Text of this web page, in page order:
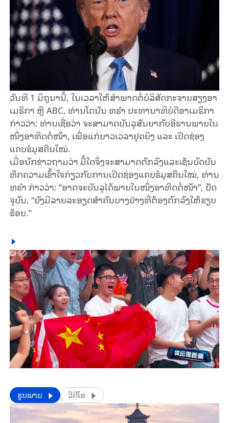
ວັນ​ທີ 1 ມິ​ຖຸ​ນາ​ນີ້, ​ໃນ​ເວ​ລາ​ໃຫ້​ສຳ​ພາດ​ຕໍ່ບໍ​ລິ​ສັດ​ກະ​ຈາຍ​ສຽງ​ອາ​
ເມ​ຣິ​ກາ ຫຼື ABC, ທ່ານ​ໂດ​ນັນ ທ​ຣຳ ປະ​ທາ​ນາ​ທິ​ບໍ​ດີ​ອາ​ເມ​ຣິ​ກາ
ກ່າວ​ວ່າ: ທ່ານ​ເຊື່ອ​ວ່າ ຈະ​ສາ​ມາດ​ບັນ​ລຸ​ສັນ​ຍາ​ກັບ​ອີ​ຣານ​ພາຍ​ໃນ​
ໜຶ່ງ​ອາ​ທິດ​ຕໍ່​ໜ້າ, ເພື່ອ​ແກ່​ຍາວ​ເວລາ​ຢຸດ​ຍິງ ແລະ ເປີດ​ຊ່ອງ​
ແຄບ​ຮໍ​ມຸ​ສ​ຄືນ​ໃໝ່.
​ເມື່ອ​ນັກ​ຂ່າວ​ຖາມ​ວ່າ ມື້​ໃດຈຶ່ງ​​ຈະສາ​ມາດ​ຕົກ​ລົງ​ແລະ​ເຊັນ​ບົດ​ບັນ​
ທຶກ​ຄວາມ​ເຂົ້າ​ໃຈ​ກ່ຽວ​ກັບ​ການ​ເປີດ​ຊ່ອງ​ແຄບ​ຮໍ​ມຸ​ສ​ຄືນ​ໃໝ່, ທ່ານ
ທ​ຣຳ ກ່າວ​ວ່າ: “ອາດ​ຈະ​ບັນ​ລຸ​ໄດ້​ພາຍ​ໃນ​ໜຶ່ງ​ອາ​ທິດຕໍ່​ໜ້າ”, ປັດ​
ຈຸ​ບັນ, “ຍັງ​​ມີ​ລາຍ​ລະ​ອຽດ​ສຳ​ຄັນ​ບາງ​ຢ່າງ​ທີ່​ຕ້ອງ​ຕົກ​ລົງ​ໃຫ້​ຮຽບ​
ຮ້ອຍ.”
​​ຮູບພາບ ວີດີໂອ